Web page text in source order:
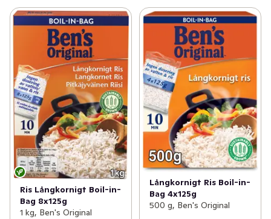
Ris Långkornigt Boil-in-
Bag 8x125g
1 kg, Ben's Original
Långkornigt Ris Boil-in-
Bag 4x125g
500 g, Ben's Original